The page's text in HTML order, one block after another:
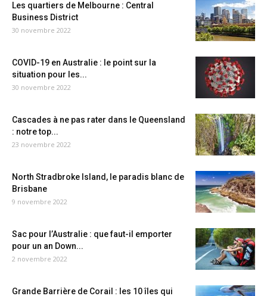
Les quartiers de Melbourne : Central
Business District
30 novembre 2022
COVID-19 en Australie : le point sur la
situation pour les...
30 novembre 2022
Cascades à ne pas rater dans le Queensland
: notre top...
23 novembre 2022
North Stradbroke Island, le paradis blanc de
Brisbane
9 novembre 2022
Sac pour l’Australie : que faut-il emporter
pour un an Down...
2 novembre 2022
Grande Barrière de Corail : les 10 îles qui